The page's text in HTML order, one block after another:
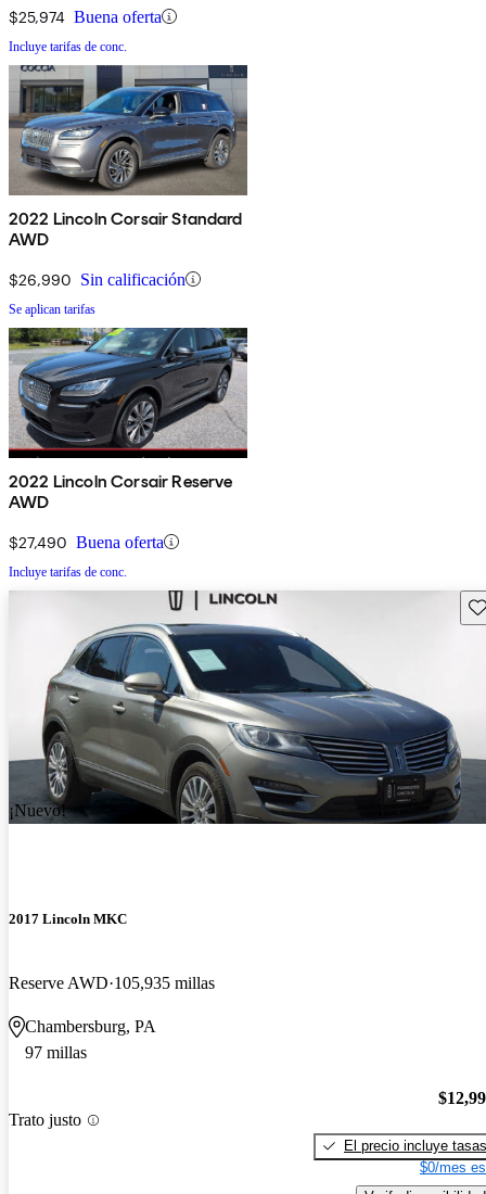
$25,974 Buena oferta
Incluye tarifas de conc.
2022 Lincoln Corsair Standard
AWD
$26,990 Sin calificación
Se aplican tarifas
2022 Lincoln Corsair Reserve
AWD
$27,490 Buena oferta
Incluye tarifas de conc.
¡Nuevo!
2017 Lincoln MKC
Reserve AWD 105,935 millas
Chambersburg, PA
97 millas
Trato justo
El precio incluye tasas
$0/mes